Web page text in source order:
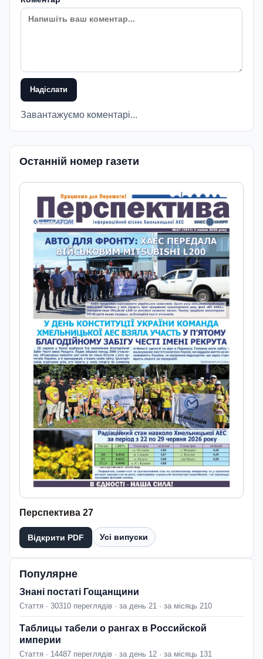
Надіслати
Завантажуємо коментарі...
Останній номер газети
Перспектива 27
Відкрити PDF Усі випуски
Популярне
Знані постаті Гощанщини
Стаття · 30310 переглядів · за день 21 · за місяць 210
Таблицы табели о рангах в Российской
империи
Стаття · 14487 переглядів · за день 12 · за місяць 131